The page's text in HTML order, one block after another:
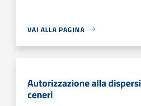
VAI ALLA PAGINA
Autorizzazione alla
ceneri